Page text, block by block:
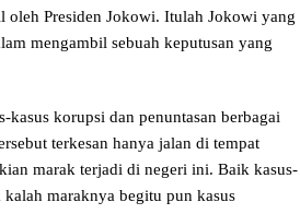
oleh Presiden Jokowi. Itulah Jokowi yang
mengambil sebuah keputusan yang
kasus korupsi dan penuntasan berbagai
terkesan hanya jalan di tempat
marak terjadi di negeri ini. Baik kasus-
maraknya begitu pun kasus